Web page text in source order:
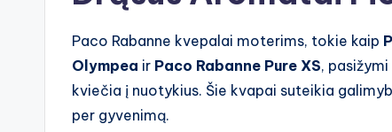
Paco Rabanne kvepalai moterims, tokie kaip
Olympea ir Paco Rabanne Pure XS,
kviečia į nuotykius. Šie kvapai suteikia
per gyvenimą.